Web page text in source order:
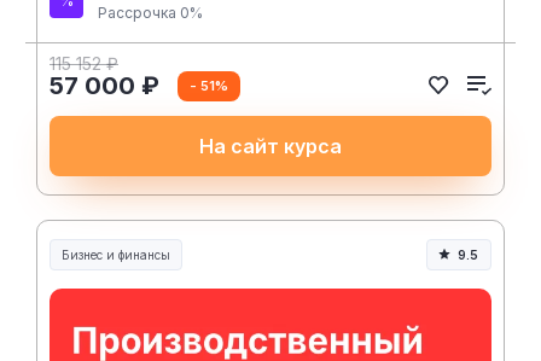
Рассрочка 0%
115 152 ₽
57 000 ₽ - 51%
На сайт курса
Бизнес и финансы 9.5